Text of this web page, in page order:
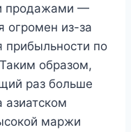
продажами —
огромен из-за
прибыльности по
образом,
раз больше
азиатском
маржи